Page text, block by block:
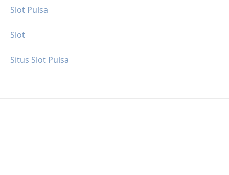
Slot Pulsa
Slot
Situs Slot Pulsa